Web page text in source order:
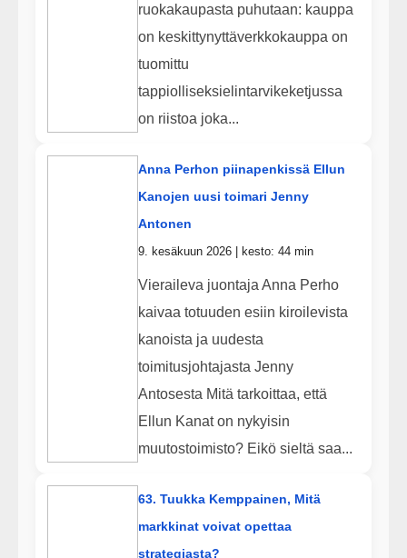
ruokakaupasta puhutaan: kauppa
on keskittynyttäverkkokauppa on
tuomittu
tappiolliseksielintarvikeketjussa
on riistoa joka...
Anna Perhon piinapenkissä Ellun
Kanojen uusi toimari Jenny
Antonen
9. kesäkuun 2026 | kesto: 44 min
Vieraileva juontaja Anna Perho
kaivaa totuuden esiin kiroilevista
kanoista ja uudesta
toimitusjohtajasta Jenny
Antosesta Mitä tarkoittaa, että
Ellun Kanat on nykyisin
muutostoimisto? Eikö sieltä saa...
63. Tuukka Kemppainen, Mitä
markkinat voivat opettaa
strategiasta?